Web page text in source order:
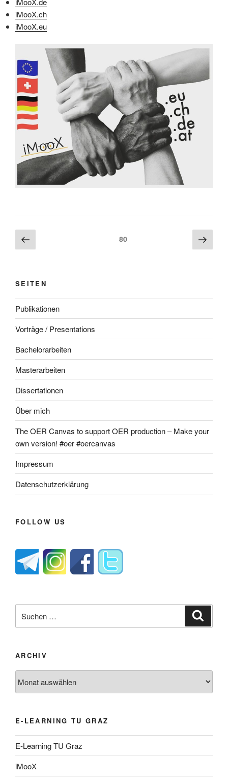
iMooX.ch
iMooX.eu
Beitragsnavigation
Vorherige
Seite
Seite80
Seite
SEITEN
Publikationen
Vorträge / Presentations
Bachelorarbeiten
Masterarbeiten
Dissertationen
Über mich
The OER Canvas to support OER production – Make your
own version! #oer #oercanvas
Impressum
Datenschutzerklärung
FOLLOW US
nach:
ARCHIV
E-LEARNING TU GRAZ
E-Learning TU Graz
iMooX